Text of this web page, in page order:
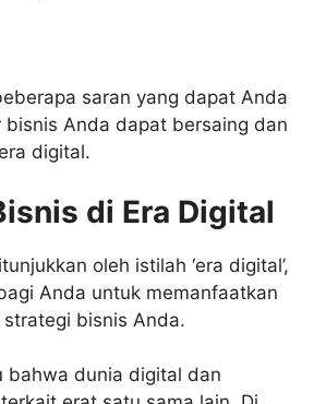
saran yang dapat Anda
bisnis Anda dapat bersaing dan
digital.
di Era Digital
oleh istilah ‘era digital’,
Anda untuk memanfaatkan
bisnis Anda.
bahwa dunia digital dan